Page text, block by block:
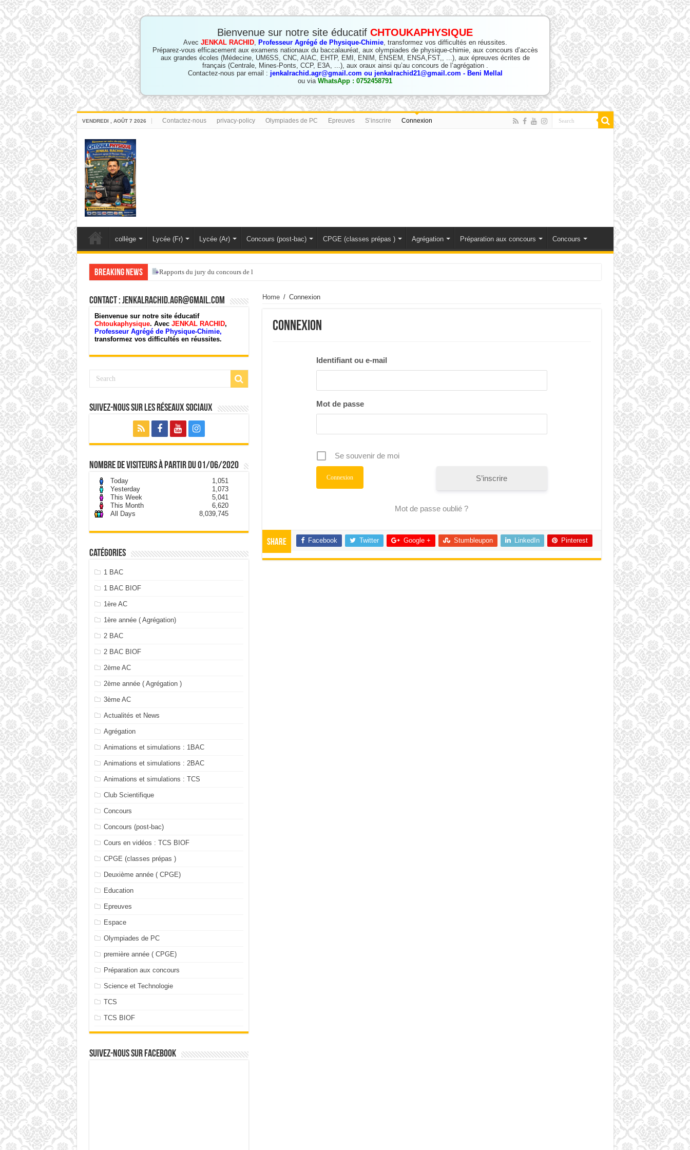
Bienvenue sur notre site éducatif CHTOUKAPHYSIQUE
Avec JENKAL RACHID, Professeur Agrégé de Physique-Chimie, transformez vos difficultés en réussites.
Préparez-vous efficacement aux examens nationaux du baccalauréat, aux olympiades de physique-chimie, aux concours d’accès
aux grandes écoles (Médecine, UM6SS, CNC, AIAC, EHTP, EMI, ENIM, ENSEM, ENSA,FST,, ...), aux épreuves écrites de
français (Centrale, Mines-Ponts, CCP, E3A, ...), aux oraux ainsi qu’au concours de l’agrégation .
Contactez-nous par email : jenkalrachid.agr@gmail.com ou jenkalrachid21@gmail.com - Beni Mellal
ou via WhatsApp : 0752458791
VENDREDI , AOÛT 7 2026 Contactez-nous privacy-policy Olympiades de PC Epreuves S’inscrire Connexion
collège Lycée (Fr) Lycée (Ar) Concours (post-bac) CPGE (classes prépas ) Agrégation Préparation aux concours Concours
Breaking News Rapports du jury du concours de l’ agrégation de sciences physiques&n
Home / Connexion
Connexion
Identifiant ou e-mail
Mot de passe
Se souvenir de moi
S’inscrire
Mot de passe oublié ?
Share Facebook Twitter Google + Stumbleupon LinkedIn Pinterest
Contact : jenkalrachid.agr@gmail.com
Bienvenue sur notre site éducatif
Chtoukaphysique. Avec JENKAL RACHID,
Professeur Agrégé de Physique-Chimie,
transformez vos difficultés en réussites.
Suivez-nous sur les Réseaux Sociaux
nombre de visiteurs à partir du 01/06/2020
Today
1,051
Yesterday
1,073
This Week
5,041
This Month
6,620
All Days
8,039,745
Catégories
1 BAC
1 BAC BIOF
1ère AC
1ère année ( Agrégation)
2 BAC
2 BAC BIOF
2ème AC
2ème année ( Agrégation )
3ème AC
Actualités et News
Agrégation
Animations et simulations : 1BAC
Animations et simulations : 2BAC
Animations et simulations : TCS
Club Scientifique
Concours
Concours (post-bac)
Cours en vidéos : TCS BIOF
CPGE (classes prépas )
Deuxième année ( CPGE)
Education
Epreuves
Espace
Olympiades de PC
première année ( CPGE)
Préparation aux concours
Science et Technologie
TCS
TCS BIOF
Suivez-nous sur facebook